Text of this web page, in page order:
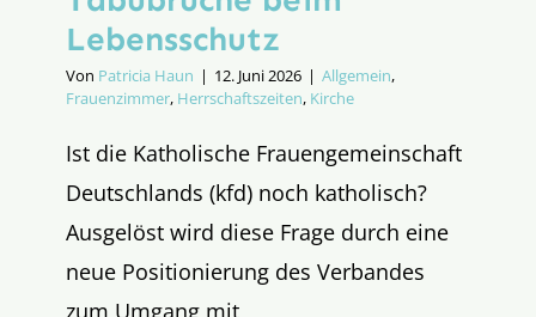
Lebensschutz
Von Patricia Haun | 12. Juni 2026 | Allgemein,
Frauenzimmer, Herrschaftszeiten, Kirche
Ist die Katholische Frauengemeinschaft
Deutschlands (kfd) noch katholisch?
Ausgelöst wird diese Frage durch eine
neue Positionierung des Verbandes